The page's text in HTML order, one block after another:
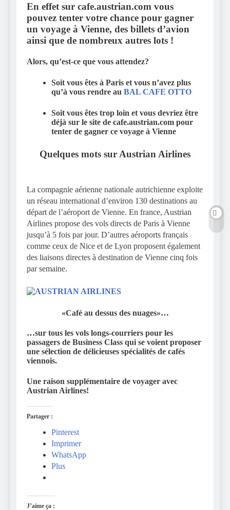
En effet sur cafe.austrian.com vous
pouvez tenter votre chance pour gagner
un voyage à Vienne, des billets d’avion
ainsi que de nombreux autres lots !
Alors, qu’est-ce que vous attendez?
Soit vous êtes à Paris et vous n’avez plus
qu’à vous rendre au BAL CAFE OTTO
Soit vous êtes trop loin et vous devriez être
déjà sur le site de cafe.austrian.com pour
tenter de gagner ce voyage à Vienne
Quelques mots sur Austrian Airlines
La compagnie aérienne nationale autrichienne exploite
un réseau international d’environ 130 destinations au
départ de l’aéroport de Vienne. En france, Austrian
Airlines propose des vols directs de Paris à Vienne
jusqu’à 5 fois par jour. D’autres aéroports français
comme ceux de Nice et de Lyon proposent également
des liaisons directes à destination de Vienne cinq fois
par semaine.
«Café au dessus des nuages»…
…sur tous les vols longs-courriers pour les
passagers de Business Class qui se voient proposer
une sélection de délicieuses spécialités de cafés
viennois.
Une raison supplémentaire de voyager avec
Austrian Airlines!
Partager :
Pinterest
Imprimer
WhatsApp
Plus
J’aime ça :